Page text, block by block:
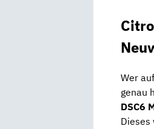
Wer
genau
DSC6
Dieses